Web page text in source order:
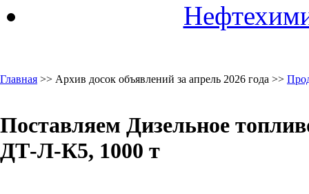
Главная >> Архив досок объявлений за апрель 2026 года >>
Поставляем Дизельное
ДТ-Л-К5, 1000 т